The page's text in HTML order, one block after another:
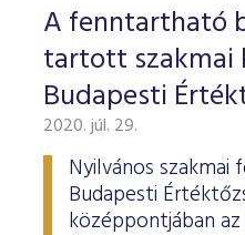
A fenntartható
tartott szakmai
Budapesti
2020. júl. 29.
Nyilvános
Budapesti
középpontjában